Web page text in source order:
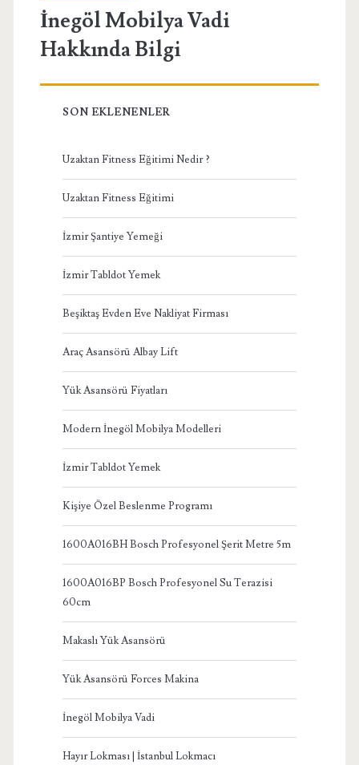
İnegöl Mobilya Vadi
Hakkında Bilgi
SON EKLENENLER
Uzaktan Fitness Eğitimi Nedir ?
Uzaktan Fitness Eğitimi
İzmir Şantiye Yemeği
İzmir Tabldot Yemek
Beşiktaş Evden Eve Nakliyat Firması
Araç Asansörü Albay Lift
Yük Asansörü Fiyatları
Modern İnegöl Mobilya Modelleri
İzmir Tabldot Yemek
Kişiye Özel Beslenme Programı
1600A016BH Bosch Profesyonel Şerit Metre 5m
1600A016BP Bosch Profesyonel Su Terazisi
60cm
Makaslı Yük Asansörü
Yük Asansörü Forces Makina
İnegöl Mobilya Vadi
Hayır Lokması | İstanbul Lokmacı